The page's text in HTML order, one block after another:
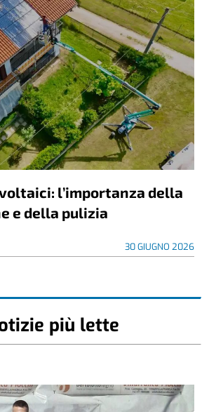
l’importanza della
e della pulizia
30 GIUGNO 2026
più lette